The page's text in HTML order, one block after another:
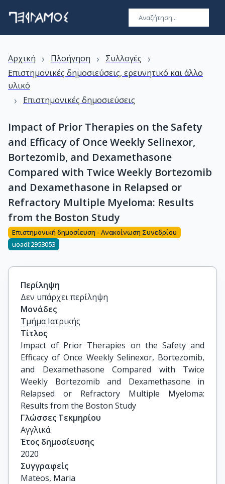
Αρχική › Πλοήγηση › Συλλογές ›
Επιστημονικές δημοσιεύσεις, ερευνητικό και άλλο
υλικό
› Επιστημονικές δημοσιεύσεις
Impact of Prior Therapies on the Safety
and Efficacy of Once Weekly Selinexor,
Bortezomib, and Dexamethasone
Compared with Twice Weekly Bortezomib
and Dexamethasone in Relapsed or
Refractory Multiple Myeloma: Results
from the Boston Study
Επιστημονική δημοσίευση - Ανακοίνωση Συνεδρίου
uoadl:2953053
Περίληψη
Δεν υπάρχει περίληψη
Μονάδες
Τμήμα Ιατρικής
Τίτλος
Impact of Prior Therapies on the Safety and
Efficacy of Once Weekly Selinexor, Bortezomib,
and Dexamethasone Compared with Twice
Weekly Bortezomib and Dexamethasone in
Relapsed or Refractory Multiple Myeloma:
Results from the Boston Study
Γλώσσες Τεκμηρίου
Αγγλικά
Έτος δημοσίευσης
2020
Συγγραφείς
Mateos, Maria